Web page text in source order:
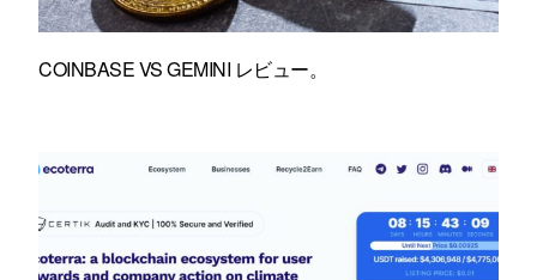
COINBASE VS GEMINI レビュー。